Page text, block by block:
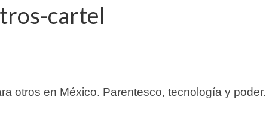
cartel
otros en México. Parentesco, tecnología y poder.